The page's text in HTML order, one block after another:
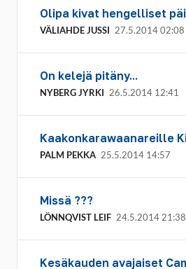
Olipa kivat hengelliset
VÄLIAHDE JUSSI 27.5.2014 02:08
On kelejä pitäny...
NYBERG JYRKI 26.5.2014 12:41
Kaakonkarawaanareille
PALM PEKKA 25.5.2014 14:57
Missä ???
LÖNNQVIST LEIF 24.5.2014 21:38
Kesäkauden avajaiset